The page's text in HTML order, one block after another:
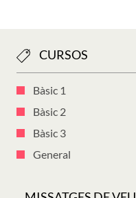
CURSOS
Bàsic 1
Bàsic 2
Bàsic 3
General